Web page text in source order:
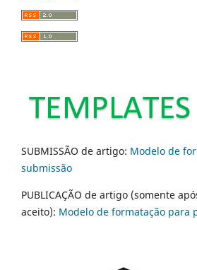
SUBMISSÃO de artigo: Modelo de
submissão
PUBLICAÇÃO de artigo (somente
aceito): Modelo de formatação para